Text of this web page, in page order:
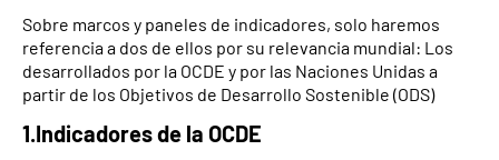
Sobre marcos y paneles de indicadores, solo haremos
referencia a dos de ellos por su relevancia mundial: Los
desarrollados por la OCDE y por las Naciones Unidas a
partir de los Objetivos de Desarrollo Sostenible (ODS)
1.Indicadores de la OCDE